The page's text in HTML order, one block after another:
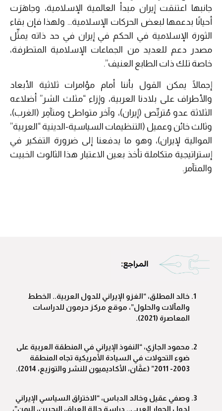
جانبها اعتنقت إيران مبدأ العالمية الإسلامية، وجاهَرَت
أحيانًا بدعمها لبعض الحركات الإسلامية… ولهذا فإن بقاء
الثورة الإسلامية في الحكم في إيران في حد ذاته يمثِّل
مصدر دعم للعديد من الجماعات الإسلامية المتطرفة،
خاصة تلك ذات الطابع العنيف”.
إجمالًا يمكن القول بأننا أمام مؤامرات ثلاثية الأبعاد
والأطراف على بلادنا العربية، وإزاء “مثلث الشر” أضلاعه
الثلاثة عدو مُتربِّص (إيران)، وآخر متواطئ ومتآمِر (الغرب)،
وثالث خائن وعميل (التنظيمات السياسية-الدينية “العربية”
الموالية لإيران)، وهو ما يدفعنا إلى ضرورة التفكير في
إستراتيجية متكاملة تأخذ بعين الاعتبار هذا الثالوث الخبيث
والمتآمر.
خالد المطلق، “الغزو الإيراني للدول العربية.. الخطط
والمآلات والحلول”، موقع مركز حرمون للدراسات
المعاصرة (2021).
محمود الجازي، “النفوذ الإيراني في المنطقة العربية على
ضوء التحولات في السيادة الأمريكية تجاه المنطقة
2003- 2011” (عمَّان، الأكاديميون للنشر والتوزيع، 2014).
وصفي عقيل وخالد الدباس، “الاختراق السياسي الإيراني
لدول الجوار العربي.. دراسة حالة العراق، البحرين، اليمن”،